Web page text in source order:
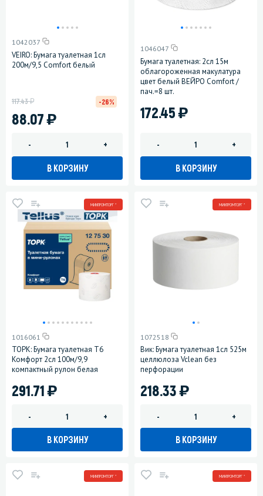
1042037
VEIRO: Бумага туалетная 1сл
200м/9,5 Comfort белый
88.07)
117.43у -26%
- +
В КОРЗИНУ
1046047
Бумага туалетная: 2сл 15м
облагороженная макулатура
цвет белый ВЕЙРО Comfort /
пач.=8 шт.
172.45)
- +
В КОРЗИНУ
МИНПРОМТОРГ *
1016061
ТОРК: Бумага туалетная T6
Комфорт 2сл 100м/9,9
компактный рулон белая
291.71)
- +
В КОРЗИНУ
МИНПРОМТОРГ *
1072518
Вик: Бумага туалетная 1сл 525м
целлюлоза Vclean без
перфорации
218.33)
- +
В КОРЗИНУ
МИНПРОМТОРГ * МИНПРОМТОРГ *